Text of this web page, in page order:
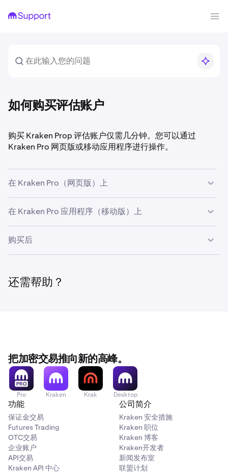
如何购买评估账户
购买 Kraken Prop 评估账户仅需几分钟。您可以通过
Kraken Pro 网页版或移动应用程序进行操作。
在 Kraken Pro（网页版）上
访问 pro.kraken.com 并登录您的 Kraken 账户。如果
您没有账户，系统将提示您使用电子邮件和国家/地区
注册。
点击左侧边栏中的 Prop，打开 Kraken Prop 部分。
（$5,000、$10,000、$25,000、$50,000、$100,000
或 $200,000）。
阅读并接受所需的协议：
服务条款和隐私政策
评估协议和计划规则
选择您的支付方式：
信用卡：适用于所有已完成基本验证（电子邮件和
国家/地区）的用户。
Kraken 余额 (USD)：需要完整的身份
在 Kraken Pro 应用程序（移动版）上
打开 Kraken Pro 应用程序并登录。如果您没有账户，
请使用您的电子邮件和国家/地区注册。
单。
阅读并接受所需的协议（服务条款、评估协议、退款政
策）。
选择您的支付方式：
信用卡：适用于已完成基本验证的用户。
Kraken 余额 (USD)：需要完整的验证。
完成支付。
您的评估账户已创建，并会出现在“切换交易模式”菜单
中，带有“NEW”徽章。轻触即可开始交易。
购买后
您的评估交易账户将自动创建。
您也可以通过点击右上角的“购买新评估”按钮，直接从“概
览”页面购买新的评估。
还需帮助？
把加密交易推向新的高峰。
Pro Kraken Krak Desktop
功能
保证金交易
Futures Trading
OTC交易
企业账户
API交易
Kraken API 中心
公司简介
Kraken 安全措施
Kraken 职位
Kraken 博客
Kraken开发者
新闻发布室
联盟计划